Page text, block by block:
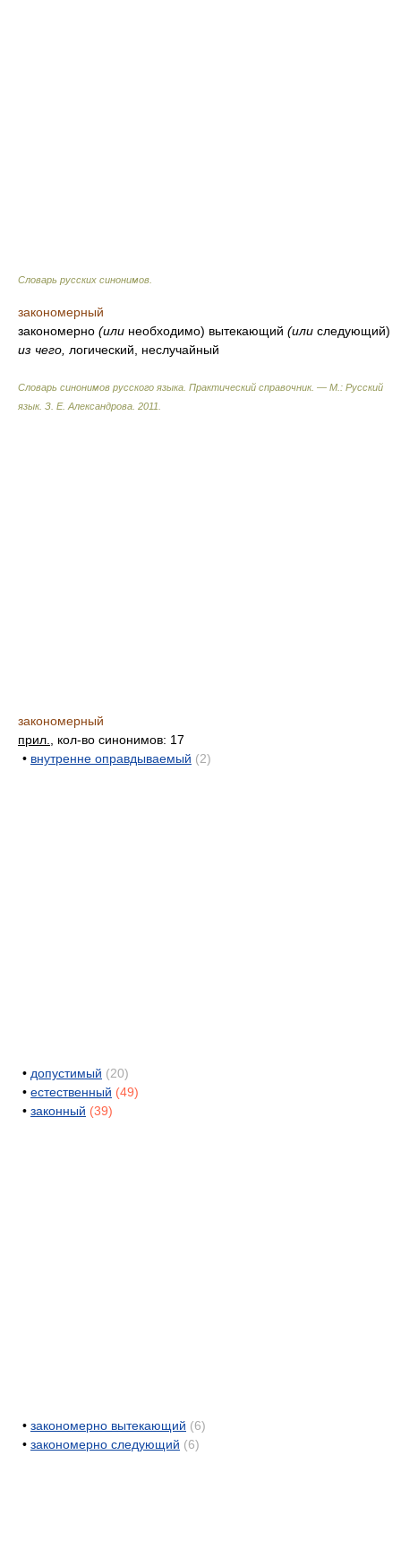
Словарь русских синонимов
закономерный
закономерно (или необходимо) вытекающий (или следующий)
из чего, логический, неслучайный
Словарь синонимов русского языка. Практический справочник. — М.: Русский
язык. З. Е. Александрова 2011
закономерный
прил.
, кол-во синонимов: 17
• внутренне оправдываемый (2)
• допустимый (20)
• естественный (49)
• законный (39)
• закономерно вытекающий (6)
• закономерно следующий (6)